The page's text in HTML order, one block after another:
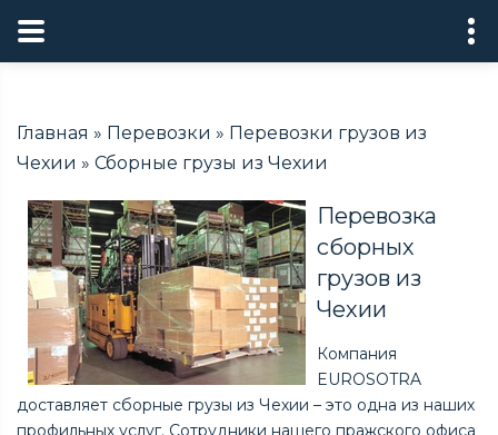
Главная » Перевозки » Перевозки грузов из
Чехии » Сборные грузы из Чехии
Перевозка
сборных
грузов из
Чехии
Компания
EUROSOTRA
доставляет сборные грузы из Чехии – это одна из наших
профильных услуг. Сотрудники нашего пражского офиса